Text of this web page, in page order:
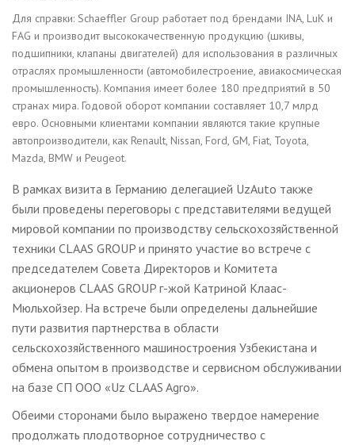
Для справки: Schaeffler Group работает под брендами INA, LuK и
FAG и производит высококачественную продукцию (шкивы,
подшипники, клапаны двигателей) для использования в различных
отраслях промышленности (автомобилестроение, авиакосмическая
промышленность). Компания имеет более 180 предприятий в 50
странах мира. Годовой оборот компании составляет 10,7 млрд
евро. Основными клиентами компании являются такие крупные
автопроизводители, как Renault, Nissan, Ford, GM, Fiat, Toyota,
Mazda, BMW и Peugeot.
В рамках визита в Германию делегацией UzAuto также
были проведены переговоры с представителями ведущей
мировой компании по производству сельскохозяйственной
техники CLAAS GROUP и принято участие во встрече с
председателем Совета Директоров и Комитета
акционеров CLAAS GROUP г-жой Катриной Клаас-
Мюльхойзер. На встрече были определены дальнейшие
пути развития партнерства в области
сельскохозяйственного машиностроения Узбекистана и
обмена опытом в производстве и сервисном обслуживании
на базе СП ООО «Uz CLAAS Agro».
Обеими сторонами было выражено твердое намерение
продолжать плодотворное сотрудничество с